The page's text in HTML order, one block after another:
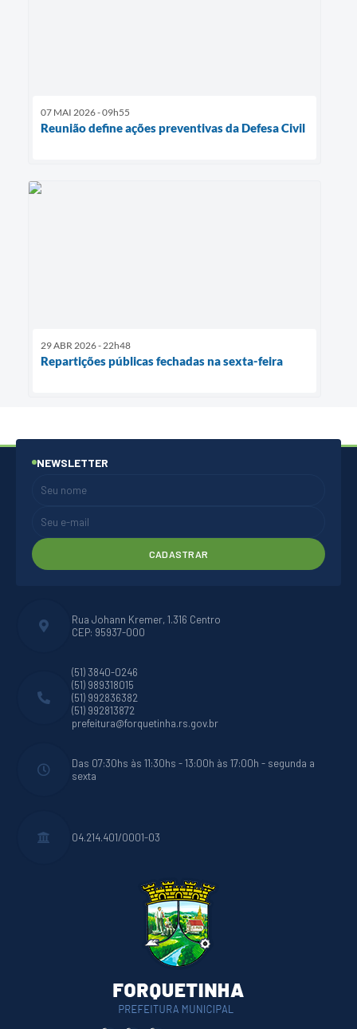
07 MAI 2026 - 09h55
Reunião define ações preventivas da Defesa Civil
29 ABR 2026 - 22h48
Repartições públicas fechadas na sexta-feira
Rua Johann Kremer, 1.316 Centro
CEP: 95937-000
(51) 3840-0246
(51) 989318015
(51) 992836382
(51) 992813872
prefeitura@forquetinha.rs.gov.br
Das 07:30hs às 11:30hs - 13:00h às 17:00h - segunda a
sexta
04.214.401/0001-03
NEWSLETTER
CADASTRAR